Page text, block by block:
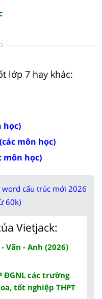
lớp 7 hay khác:
học)
môn học)
môn học)
cấu trúc mới 2026
60k)
Vietjack:
Văn - Anh (2026)
ĐGNL các trường
tốt nghiệp THPT